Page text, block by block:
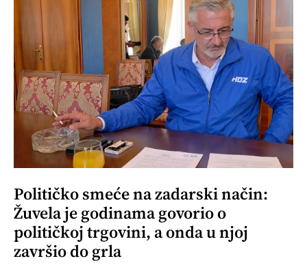
Političko smeće na zadarski način:
Žuvela je godinama govorio o
političkoj trgovini, a onda u njoj
završio do grla